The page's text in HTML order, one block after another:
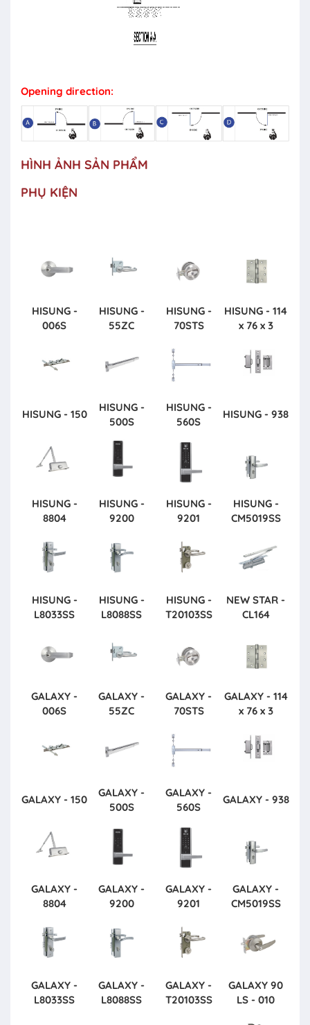
Opening direction:
HÌNH ẢNH SẢN PHẨM
PHỤ KIỆN
HISUNG -
006S
HISUNG -
55ZC
HISUNG -
70STS
HISUNG - 114
x 76 x 3
HISUNG - 150
HISUNG -
500S
HISUNG -
560S
HISUNG - 938
HISUNG -
8804
HISUNG -
9200
HISUNG -
9201
HISUNG -
CM5019SS
HISUNG -
L8033SS
HISUNG -
L8088SS
HISUNG -
T20103SS
NEW STAR -
CL164
GALAXY -
006S
GALAXY -
55ZC
GALAXY -
70STS
GALAXY - 114
x 76 x 3
GALAXY - 150
GALAXY -
500S
GALAXY -
560S
GALAXY - 938
GALAXY -
8804
GALAXY -
9200
GALAXY -
9201
GALAXY -
CM5019SS
GALAXY -
L8033SS
GALAXY -
L8088SS
GALAXY -
T20103SS
GALAXY 90
LS - 010